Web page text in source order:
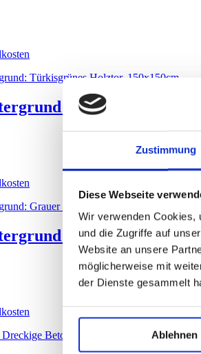
Zustimmung
Diese Webseite
Wir verwenden Cookies,
und die Zugriffe auf
Website an unsere
möglicherweise mit
der Dienste gesammelt
Ablehnen
Türkisgrünes
Graue